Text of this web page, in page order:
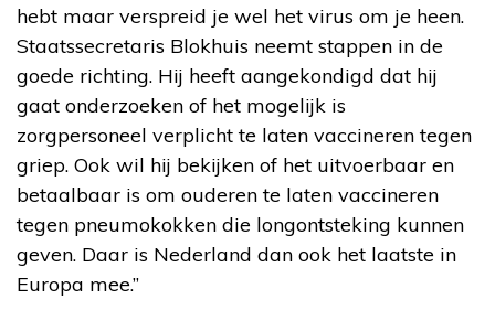
hebt maar verspreid je wel het virus om je heen.
Staatssecretaris Blokhuis neemt stappen in de
goede richting. Hij heeft aangekondigd dat hij
gaat onderzoeken of het mogelijk is
zorgpersoneel verplicht te laten vaccineren tegen
griep. Ook wil hij bekijken of het uitvoerbaar en
betaalbaar is om ouderen te laten vaccineren
tegen pneumokokken die longontsteking kunnen
geven. Daar is Nederland dan ook het laatste in
Europa mee.”